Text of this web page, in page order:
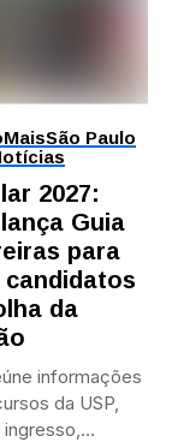
MaisSão Paulo
2027:
Guia
para
candidatos
da
informações
da USP,